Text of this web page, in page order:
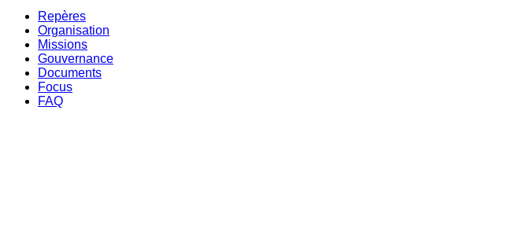
Repères
Organisation
Missions
Gouvernance
Documents
Focus
FAQ